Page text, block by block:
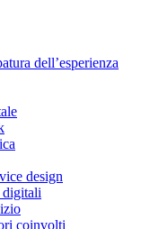
dell’esperienza
design
digitali
coinvolti